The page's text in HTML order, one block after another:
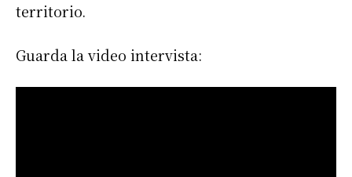
territorio.
Guarda la video intervista: